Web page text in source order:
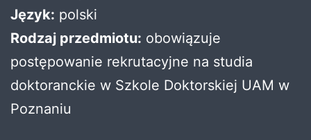
Język: polski
Rodzaj przedmiotu: obowiązuje
postępowanie rekrutacyjne na studia
doktoranckie w Szkole Doktorskiej UAM w
Poznaniu